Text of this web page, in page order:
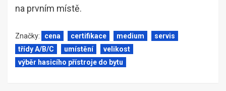
na prvním místě.
Značky: cena certifikace medium
servis
třídy A/B/C
umístění
velikost
výběr hasicího přístroje do bytu